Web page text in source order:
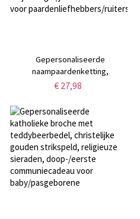
Gepersonaliseerde
naampaardenketting,
sterlingzilver 925
paardensieraden,
verjaardags-/jubileumcadeau
voor paardenliefhebbers/ruiters
€ 27,98